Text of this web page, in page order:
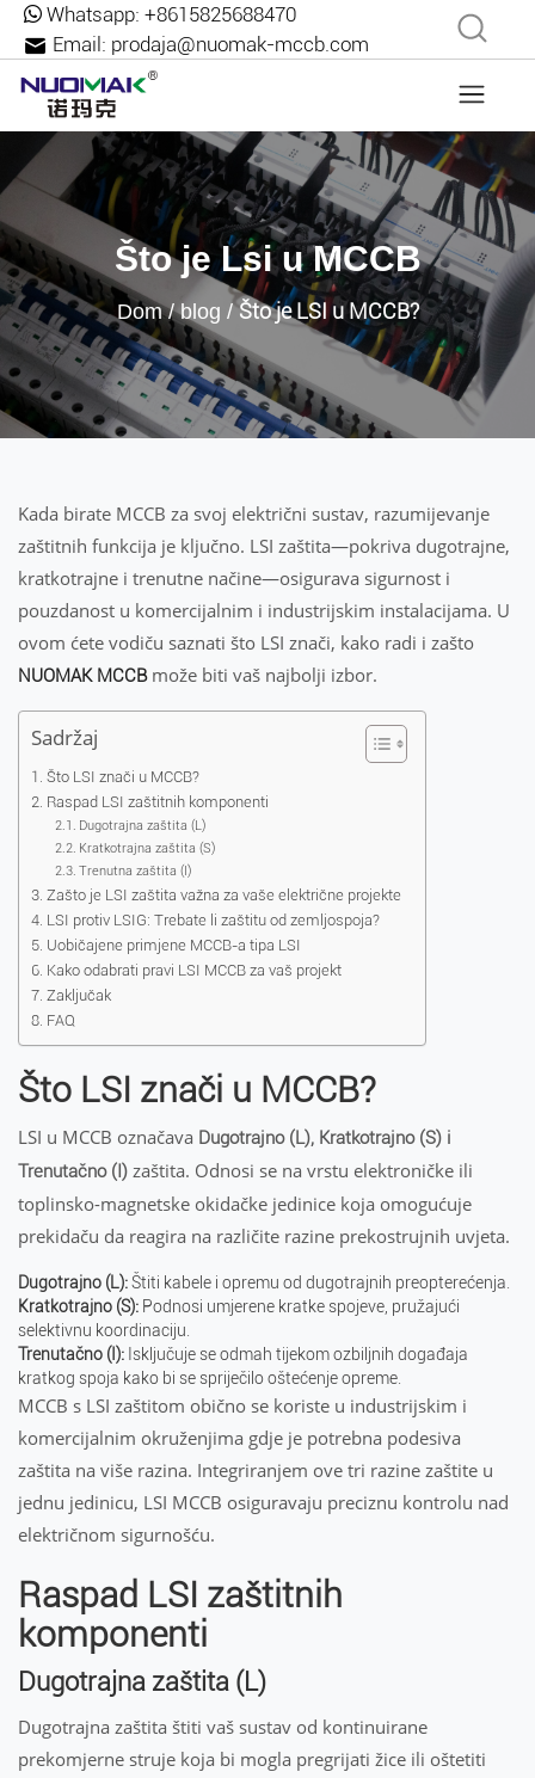
Whatsapp: +8615825688470
Email: prodaja@nuomak-mccb.com
Što je Lsi u MCCB
Dom/blog /Što je LSI u MCCB?
Kada birate MCCB za svoj električni sustav, razumijevanje
zaštitnih funkcija je ključno. LSI zaštita—pokriva dugotrajne,
kratkotrajne i trenutne načine—osigurava sigurnost i
pouzdanost u komercijalnim i industrijskim instalacijama. U
ovom ćete vodiču saznati što LSI znači, kako radi i zašto
NUOMAK MCCBmože biti vaš najbolji izbor.
Sadržaj
Što LSI znači u MCCB?
Raspad LSI zaštitnih komponenti
Dugotrajna zaštita (L)
Kratkotrajna zaštita (S)
Trenutna zaštita (I)
Zašto je LSI zaštita važna za vaše električne projekte
LSI protiv LSIG: Trebate li zaštitu od zemljospoja?
Uobičajene primjene MCCB-a tipa LSI
Kako odabrati pravi LSI MCCB za vaš projekt
Zaključak
FAQ
Što LSI znači u MCCB?
LSI u MCCB označava Dugotrajno (L), Kratkotrajno (S) i
Trenutačno (I) zaštita. Odnosi se na vrstu elektroničke ili
toplinsko-magnetske okidačke jedinice koja omogućuje
prekidaču da reagira na različite razine prekostrujnih uvjeta.
Dugotrajno (L):Štiti kabele i opremu od dugotrajnih preopterećenja.
Kratkotrajno (S): Podnosi umjerene kratke spojeve, pružajući
selektivnu koordinaciju.
Trenutačno (I): Isključuje se odmah tijekom ozbiljnih događaja
kratkog spoja kako bi se spriječilo oštećenje opreme.
MCCB s LSI zaštitom obično se koriste u industrijskim i
komercijalnim okruženjima gdje je potrebna podesiva
zaštita na više razina. Integriranjem ove tri razine zaštite u
jednu jedinicu, LSI MCCB osiguravaju preciznu kontrolu nad
električnom sigurnošću.
Raspad LSI zaštitnih
komponenti
Dugotrajna zaštita (L)
Dugotrajna zaštita štiti vaš sustav od kontinuirane
prekomjerne struje koja bi mogla pregrijati žice ili oštetiti